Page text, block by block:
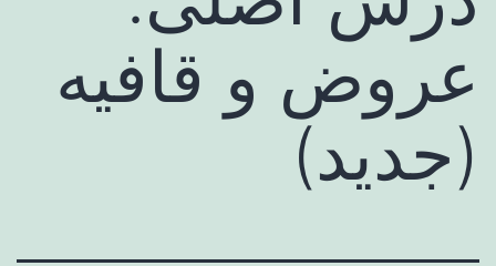
عروض و قافیه
(جدید)